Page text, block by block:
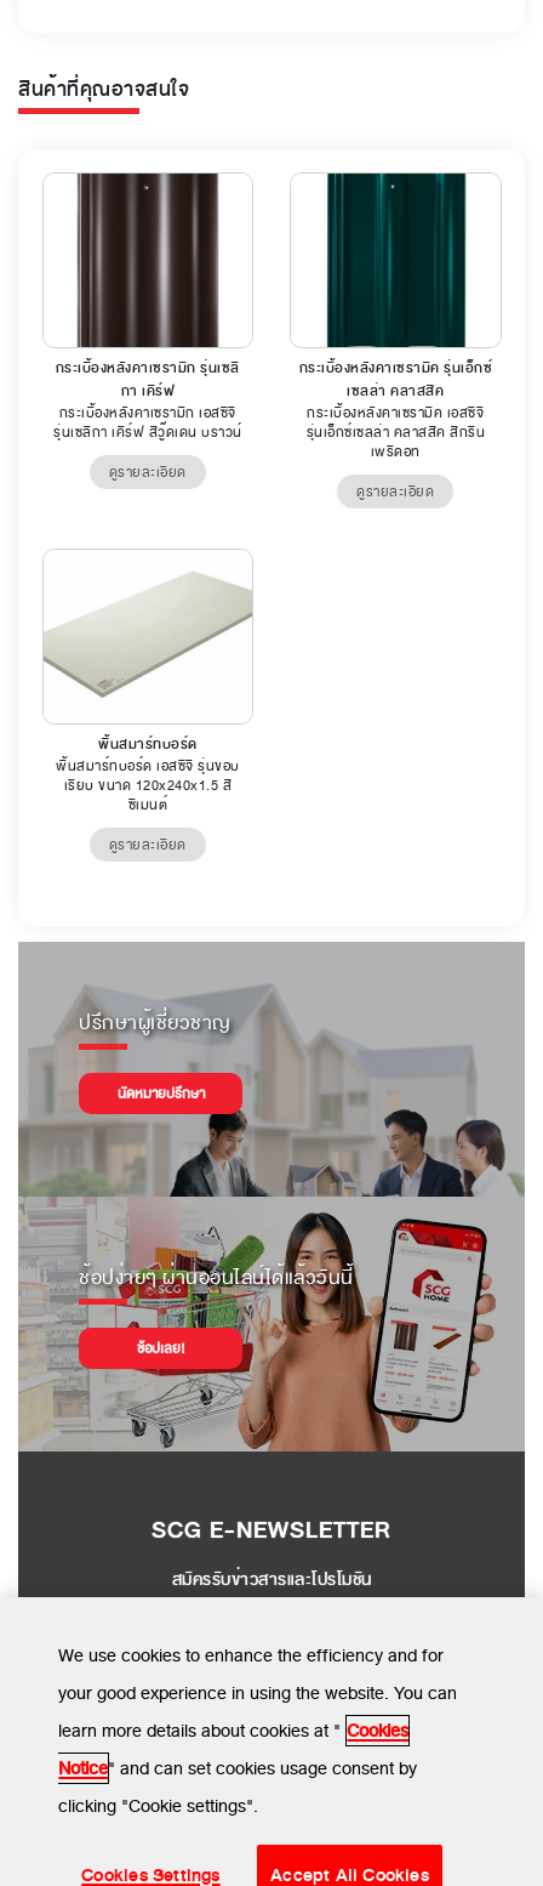
สินค้าที่คุณอาจสนใจ
กระเบื้องหลังคาเซรามิก รุ่นเซลิ
กา เคิร์ฟ
กระเบื้องหลังคาเซรามิก เอสซีจี
รุ่นเซลิกา เคิร์ฟ สีวู๊ดเดน บราวน์
ดูรายละเอียด
กระเบื้องหลังคาเซรามิค รุ่นเอ็กซ์
เซลล่า คลาสสิค
กระเบื้องหลังคาเซรามิค เอสซีจี
รุ่นเอ็กซ์เซลล่า คลาสสิค สีกรีน
เพริดอท
ดูรายละเอียด
พื้นสมาร์ทบอร์ด
พื้นสมาร์ทบอร์ด เอสซีจี รุ่นขอบ
เรียบ ขนาด 120x240x1.5 สี
ซีเมนต์
ดูรายละเอียด
ปรึกษาผู้เชี่ยวชาญ
นัดหมายปรึกษา
ช้อปง่ายๆ ผ่านออนไลน์ได้แล้ววันนี้
ช้อปเลย!
SCG E-NEWSLETTER
สมัครรับข่าวสารและโปรโมชัน
SEND
© SCG CBM 2024. All Rights Reserved.
ข้อกำหนดและเงื่อนไข
นโยบายการใช้คุกกี้
We use cookies to enhance the efficiency and for
your good experience in using the website. You can
learn more details about cookies at " Cookies
Notice" and can set cookies usage consent by
clicking "Cookie settings".
Cookies Settings Accept All Cookies